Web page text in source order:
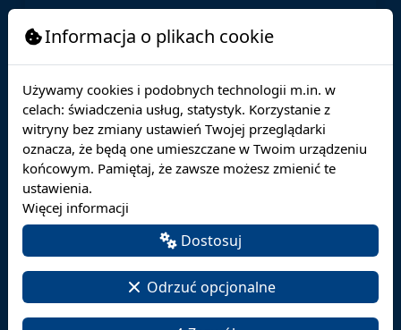
Nadawca:
prof. AHNS dr Martyna Mostowska
Ważne do:
16.11.2025
Stowarzyszenie Ruch Wspólnot Obronnych wraz z
Okręgowym Inspektoratem Służby Więziennej w
Warszawie zaprasza absolwentów do udziału w
konkursie na najlepszą pracę dyplomową z zakresu
bezpieczeństwa społecznego, wewnętrznego,
narodowego i porządku publicznego.
W konkursie mogą uczestniczyć autorzy prac
licencjackich i magisterskich obronionych w 2025
roku w uczelniach publicznych i niepublicznych w
Informacja o plikach cookie
Używamy cookies i podobnych technologii m.in. w
celach: świadczenia usług, statystyk. Korzystanie z
witryny bez zmiany ustawień Twojej przeglądarki
oznacza, że będą one umieszczane w Twoim urządzeniu
końcowym. Pamiętaj, że zawsze możesz zmienić te
ustawienia.
Więcej informacji
Dostosuj
Odrzuć opcjonalne